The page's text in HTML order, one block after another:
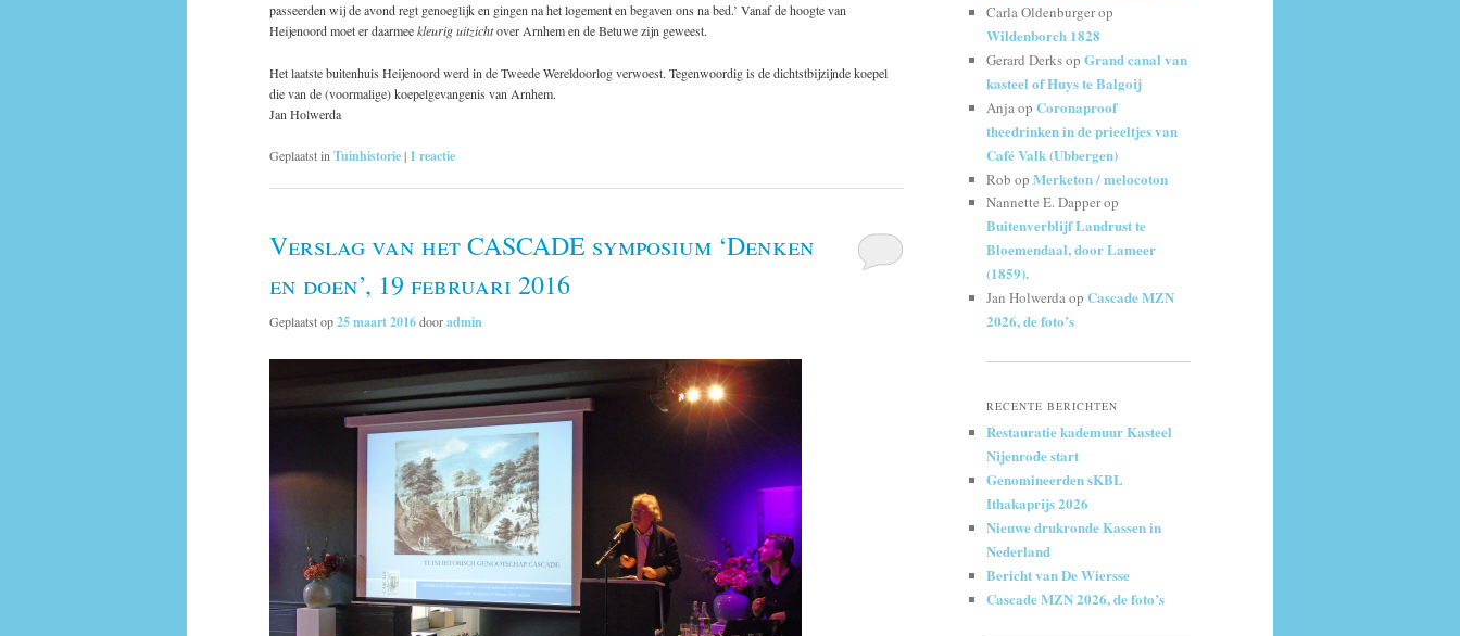
passeerden wij de avond regt genoeglijk en gingen na het logement en begaven ons na bed.’ Vanaf de hoogte van
Heijenoord moet er daarmeekleurig uitzichtover Arnhem en de Betuwe zijn geweest.
Het laatste buitenhuis Heijenoord werd in de Tweede Wereldoorlog verwoest. Tegenwoordig is de dichtstbijzijnde koepel
die van de (voormalige) koepelgevangenis van Arnhem.
Jan Holwerda
Geplaatst inTuinhistorie| 1 reactie
Verslag van het CASCADE symposium ‘Denken
en doen’, 19 februari 2016
Geplaatst op25 maart 2016dooradmin
Carla Oldenburgerop
Wildenborch 1828
Gerard Derksop Grand canal van
kasteel of Huys te Balgoij
Anjaop Coronaproof
theedrinken in de prieeltjes van
Café Valk (Ubbergen)
Rob op Merketon / melocoton
Nannette E. Dapperop
Buitenverblijf Landrust te
Bloemendaal, door Lameer
(1859).
Jan Holwerdaop Cascade MZN
2026, de foto’s
RECENTE BERICHTEN
Restauratie kademuur Kasteel
Nijenrode start
Genomineerden sKBL
Ithakaprijs 2026
Nieuwe drukronde Kassen in
Nederland
Bericht van De Wiersse
Cascade MZN 2026, de foto’s